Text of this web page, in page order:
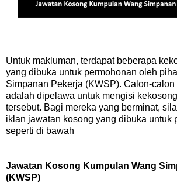
Untuk makluman, terdapat beberapa
yang dibuka untuk permohonan oleh
Simpanan Pekerja (KWSP). Calon-
adalah dipelawa untuk mengisi
tersebut. Bagi mereka yang berminat,
iklan jawatan kosong yang dibuka untuk
seperti di bawah
Jawatan Kosong Kumpulan Wang
(KWSP)